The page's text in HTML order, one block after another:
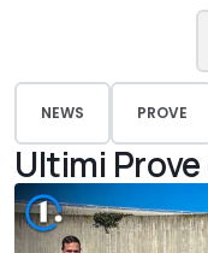
NEWS PROVE
Ultimi Prove